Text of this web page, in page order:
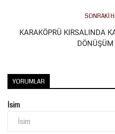
Kültür Sanat
SONRAKI
KARAKÖPRÜ KIRSALINDA
YORUMLAR
İsim